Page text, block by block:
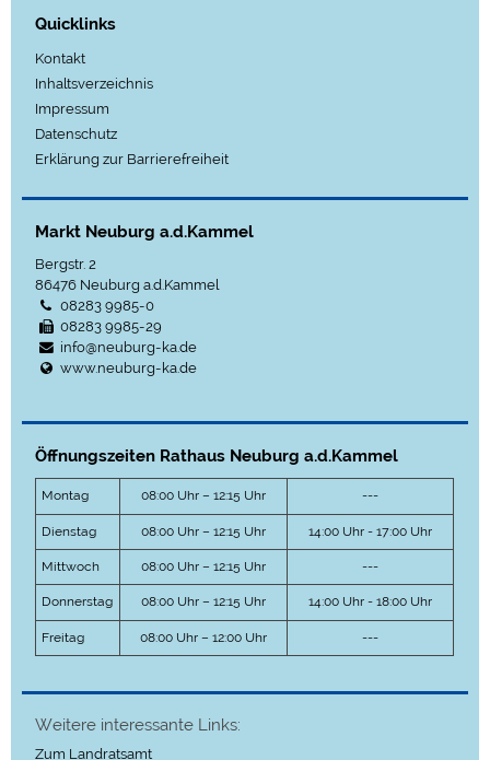
Quicklinks
Kontakt
Inhaltsverzeichnis
Impressum
Datenschutz
Erklärung zur Barrierefreiheit
Markt Neuburg a.d.Kammel
Bergstr. 2
86476 Neuburg a.d.Kammel
08283 9985-0
08283 9985-29
info@neuburg-ka.de
www.neuburg-ka.de
Öffnungszeiten Rathaus Neuburg a.d.Kammel
Montag 08:00 Uhr – 12:15 Uhr ---
Dienstag 08:00 Uhr – 12:15 Uhr 14:00 Uhr - 17:00 Uhr
Mittwoch 08:00 Uhr – 12:15 Uhr ---
Donnerstag 08:00 Uhr – 12:15 Uhr 14:00 Uhr - 18:00 Uhr
Freitag 08:00 Uhr – 12:00 Uhr ---
Weitere interessante Links:
Zum Landratsamt